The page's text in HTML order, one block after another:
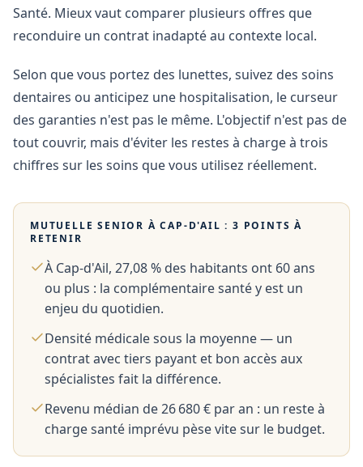
Santé. Mieux vaut comparer plusieurs offres que
reconduire un contrat inadapté au contexte local.
Selon que vous portez des lunettes, suivez des soins
dentaires ou anticipez une hospitalisation, le curseur
des garanties n'est pas le même. L'objectif n'est pas de
tout couvrir, mais d'éviter les restes à charge à trois
chiffres sur les soins que vous utilisez réellement.
MUTUELLE SENIOR ÀCAP-D'AIL : 3 POINTS À
RETENIR
À Cap-d'Ail, 27,08 % des habitants ont 60 ans
ou plus : la complémentaire santé y est un
enjeu du quotidien.
Densité médicale sous la moyenne — un
contrat avec tiers payant et bon accès aux
spécialistes fait la différence.
Revenu médian de 26 680 € par an : un reste à
charge santé imprévu pèse vite sur le budget.